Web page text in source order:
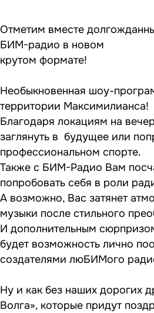
Отметим вместе
БИМ-радио в новом
крутом формате!
Необыкновенная шоу-
территории Максимилианса!
Благодаря локациям на
заглянуть в будущее или
профессиональном спорте.
Также с БИМ-Радио Вам
попробовать себя в роли
А возможно, Вас затянет
музыки после стильного
И дополнительным
будет возможность лично
создателями люБИМого
Ну и как без наших дорогих
Волга», которые придут